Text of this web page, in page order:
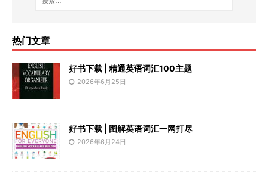
热门文章
好书下载 | 精通英语词汇100主题
2026年6月25日
好书下载 | 图解英语词汇一网打尽
2026年6月24日